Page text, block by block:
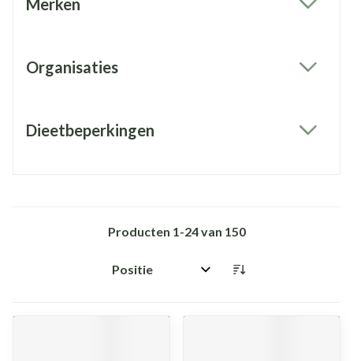
Merken
Organisaties
Dieetbeperkingen
Producten 1-24van 150
Sorteer op: